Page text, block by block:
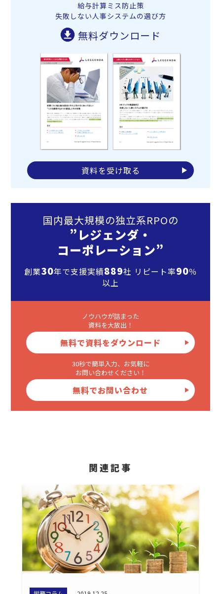
給与計算ミス防止策
失敗しない人事システムの選び方
無料ダウンロード
資料を受け取る
国内最大規模の独立系RPOの
”レジェンダ・
コーポレーション”
創業30年で支援実績889社 リピート率90％
以上
ノウハウが詰まった
資料を大放出！
無料で資料をダウンロード
30秒で簡単入力、お気軽に
お問い合わせください！
無料でお問い合わせ
関連記事